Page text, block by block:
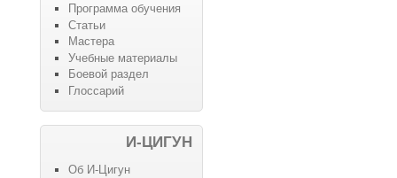
Программа обучения
Статьи
Мастера
Учебные материалы
Боевой раздел
Глоссарий
И-ЦИГУН
Об И-Цигун